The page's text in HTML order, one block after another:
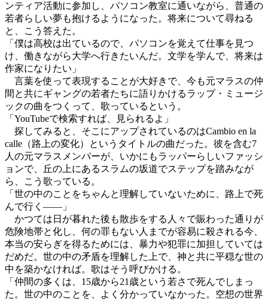
ンティア活動に参加し、パソコン教室に通いながら、普通の
若者らしい夢も抱けるようになった。将来について尋ねる
と、こう答えた。
「僕は高校は出ているので、パソコンを覚えて仕事を見つ
け、働きながら大学へ行きたいんだ。文学を学んで、将来は
作家になりたい」
言葉を使って表現することが大好きで、今も元マラスの仲
間と共にギャングの若者たちに語りかけるラップ・ミュージ
ックの曲をつくって、歌っているという。
「YouTubeで検索すれば、見られるよ」
探してみると、そこにアップされているのはCambio en la
calle（路上の変化）というタイトルの曲だった。彼を含む7
人の元マラスメンバーが、いかにもラッパーらしいファッシ
ョンで、丘の上にあるスラムの坂道でステップを踏みなが
ら、こう歌っている。
「世の中のことをちゃんと理解していないために、路上で死
んで行く――」
かつては日が暮れた後も散歩をする人々で賑わった通りが
危険地帯と化し、何の罪もない人までが容易に殺される今、
本当の安らぎを得るためには、暴力や犯罪に加担していては
だめだ。世の中の矛盾を理解した上で、神と共に平穏な世の
中を築かなければ。歌はそう呼びかける。
「仲間の多くは、15歳から21歳という若さで死んでしまっ
た。世の中のことを、よく分かっていなかった。空想の世界